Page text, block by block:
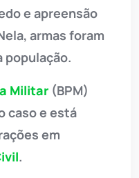
e apreensão
armas foram
população.
Militar (BPM)
caso e está
em
.